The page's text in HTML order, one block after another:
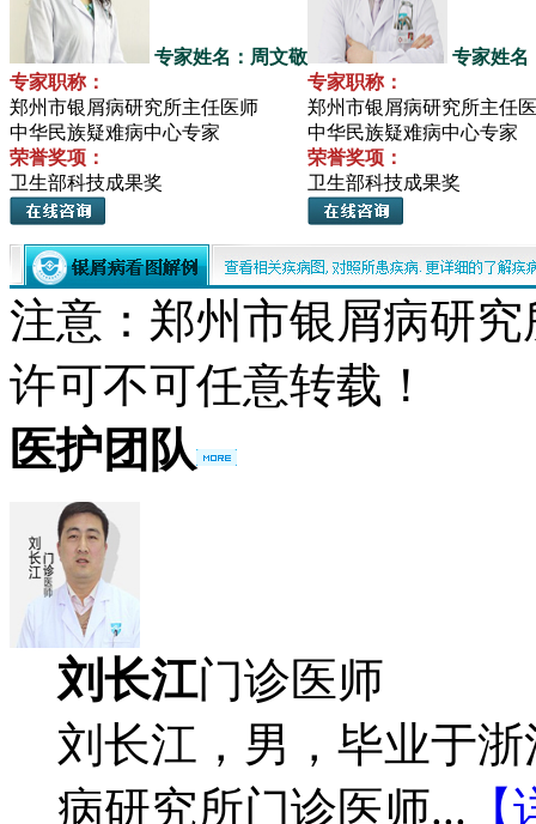
专家姓名：周文敬
专家职称：
郑州市银屑病研究所主任医师
中华民族疑难病中心专家
荣誉奖项：
卫生部科技成果奖
专家姓名
专家职称：
郑州市银屑病研究所主任
中华民族疑难病中心专家
荣誉奖项：
卫生部科技成果奖
注意：郑州市银屑病研
许可不可任意转载！
医护团队
刘长江门诊医师
刘长江，男，毕业于
病研究所门诊医师...